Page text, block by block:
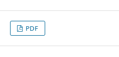
PDF